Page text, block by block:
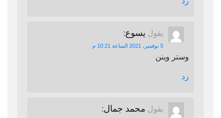
يقول يسوع:
5 نوفمبر، 2021 الساعة 10:21 م
وستر وينن
رد
يقول محمد جمال: